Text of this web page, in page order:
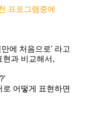
프로그램중에
에 처음으로' 라고
현과 비교해서,
어떻게 표현하면